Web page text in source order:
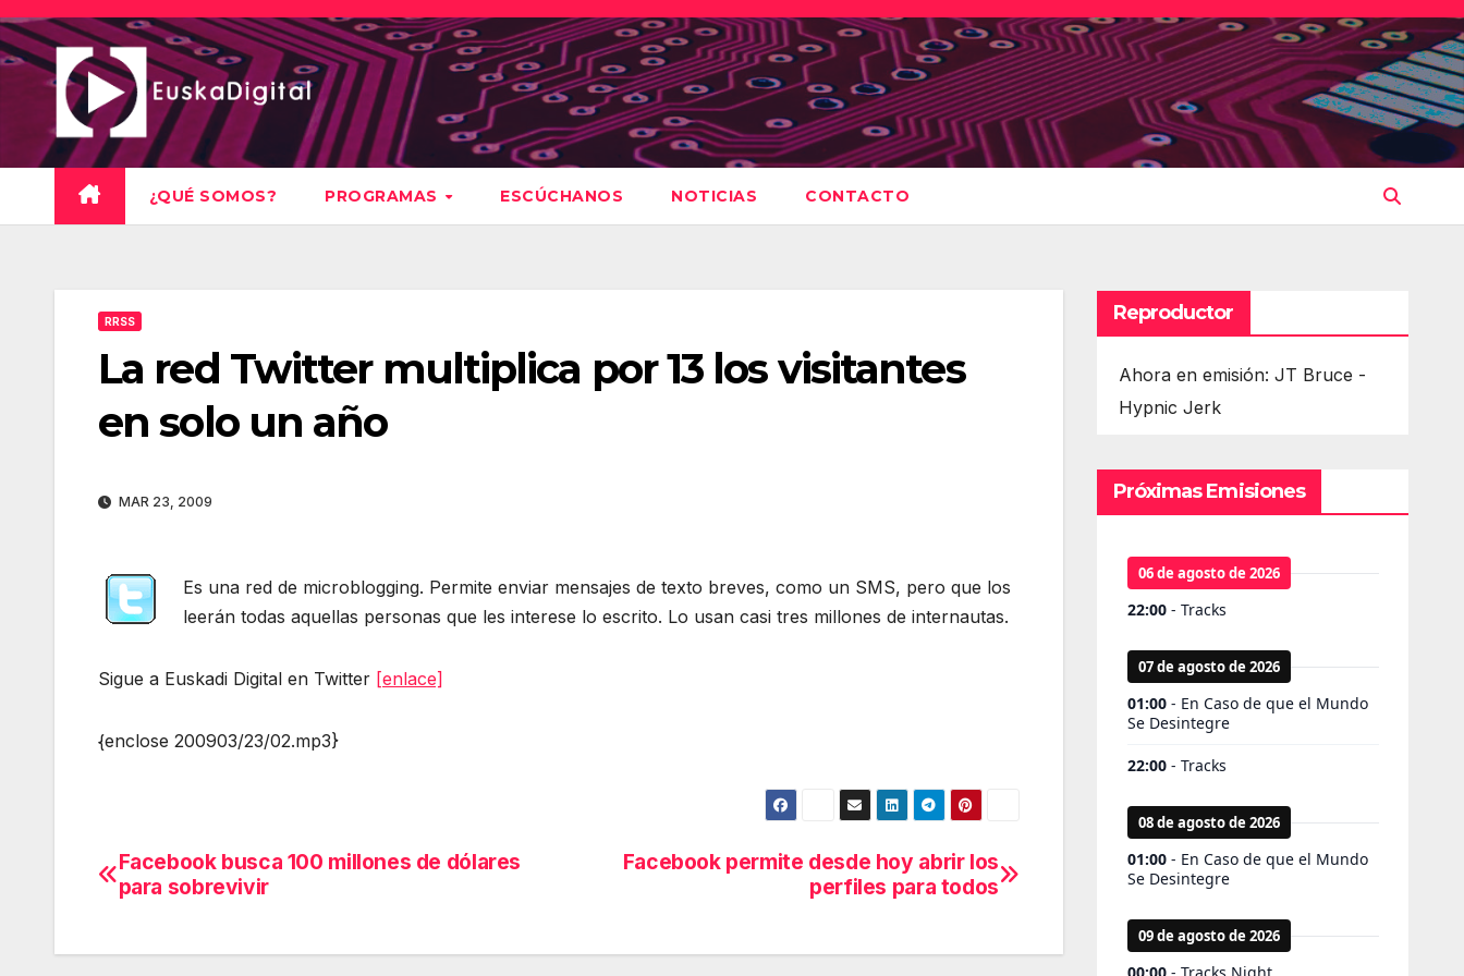
Saltar
al
contenido
¿QUÉ SOMOS? PROGRAMAS ESCÚCHANOS NOTICIAS CONTACTO
RRSS
La red Twitter multiplica por 13 los visitantes
en solo un año
MAR 23, 2009
Es una red de microblogging. Permite enviar mensajes de texto breves, como un SMS, pero que los
leerán todas aquellas personas que les interese lo escrito. Lo usan casi tres millones de internautas.
Sigue a Euskadi Digital en Twitter [enlace]
{enclose 200903/23/02.mp3}
Navegación
entradas
Facebook permite desde hoy abrir los
perfiles para todos
Facebook busca 100 millones de dólares
para sobrevivir
Reproductor
Ahora en emisión: JT Bruce -
Hypnic Jerk
Próximas Emisiones